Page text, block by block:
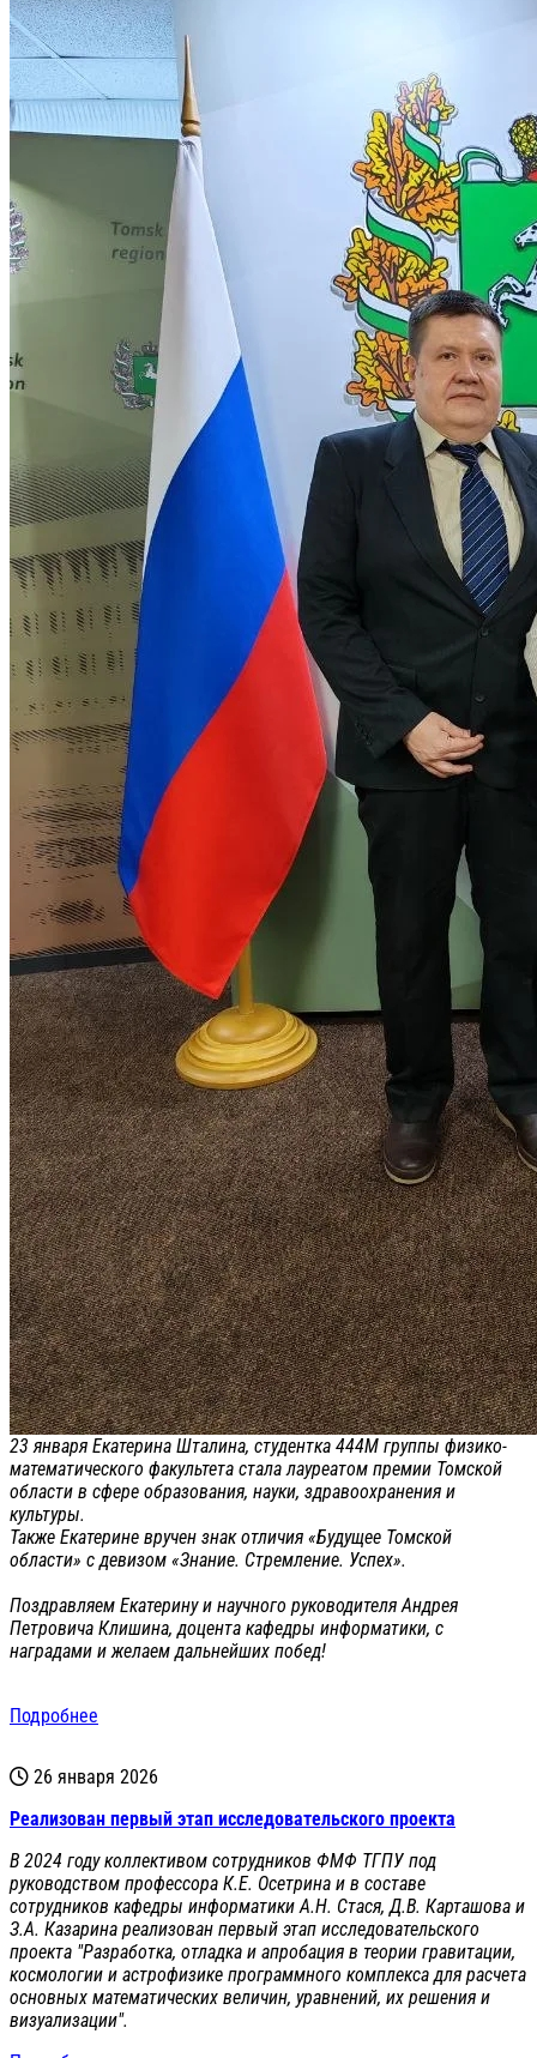
23 января Екатерина Шталина, студентка 444М группы физико-
математического факультета стала лауреатом премии Томской
области в сфере образования, науки, здравоохранения и
культуры.
Также Екатерине вручен знак отличия «Будущее Томской
области» с девизом «Знание. Стремление. Успех».
Поздравляем Екатерину и научного руководителя Андрея
Петровича Клишина, доцента кафедры информатики, с
наградами и желаем дальнейших побед!
Подробнее
26 января 2026
Реализован первый этап исследовательского проекта
В 2024 году коллективом сотрудников ФМФ ТГПУ под
руководством профессора К.Е. Осетрина и в составе
сотрудников кафедры информатики А.Н. Стася, Д.В. Карташова и
З.А. Казарина реализован первый этап исследовательского
проекта "Разработка, отладка и апробация в теории гравитации,
космологии и астрофизике программного комплекса для расчета
основных математических величин, уравнений, их решения и
визуализации".